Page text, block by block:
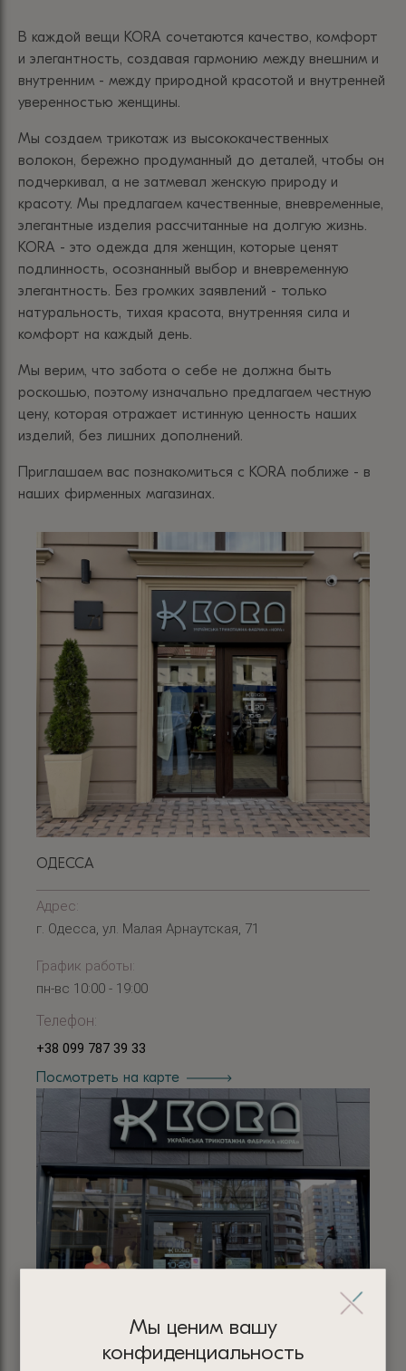
В каждой вещи KORA сочетаются качество, комфорт
и элегантность, создавая гармонию между внешним и
внутренним - между природной красотой и внутренней
уверенностью женщины.
Мы создаем трикотаж из высококачественных
волокон, бережно продуманный до деталей, чтобы он
подчеркивал, а не затмевал женскую природу и
красоту. Мы предлагаем качественные, вневременные,
элегантные изделия рассчитанные на долгую жизнь.
KORA - это одежда для женщин, которые ценят
подлинность, осознанный выбор и вневременную
элегантность. Без громких заявлений - только
натуральность, тихая красота, внутренняя сила и
комфорт на каждый день.
Мы верим, что забота о себе не должна быть
роскошью, поэтому изначально предлагаем честную
цену, которая отражает истинную ценность наших
изделий, без лишних дополнений.
Приглашаем вас познакомиться с KORA поближе - в
наших фирменных магазинах.
ОДЕССА
Адрес:
г. Одесса, ул. Малая Арнаутская, 71
График работы:
пн-вс 10:00 - 19:00
Телефон:
+38 099 787 39 33
Посмотреть на карте
Мы ценим вашу
конфиденциальность